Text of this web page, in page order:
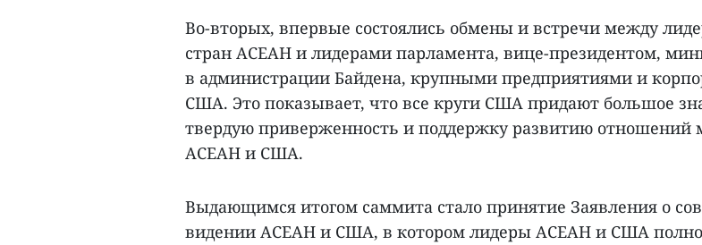
Во-вторых, впервые состоялись обмены и встречи между
стран АСЕАН и лидерами парламента, вице-президентом,
в администрации Байдена, крупными предприятиями и
США. Это показывает, что все круги США придают большое
твердую приверженность и поддержку развитию отношений
АСЕАН и США.
Выдающимся итогом саммита стало принятие Заявления о
видении АСЕАН и США, в котором лидеры АСЕАН и США